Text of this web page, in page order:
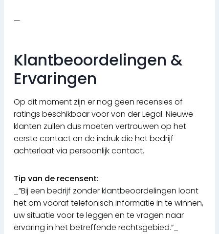
—
Klantbeoordelingen &
Ervaringen
Op dit moment zijn er nog geen recensies of
ratings beschikbaar voor van der Legal. Nieuwe
klanten zullen dus moeten vertrouwen op het
eerste contact en de indruk die het bedrijf
achterlaat via persoonlijk contact.
Tip van de recensent:
_”Bij een bedrijf zonder klantbeoordelingen loont
het om vooraf telefonisch informatie in te winnen,
uw situatie voor te leggen en te vragen naar
ervaring in het betreffende rechtsgebied.”_